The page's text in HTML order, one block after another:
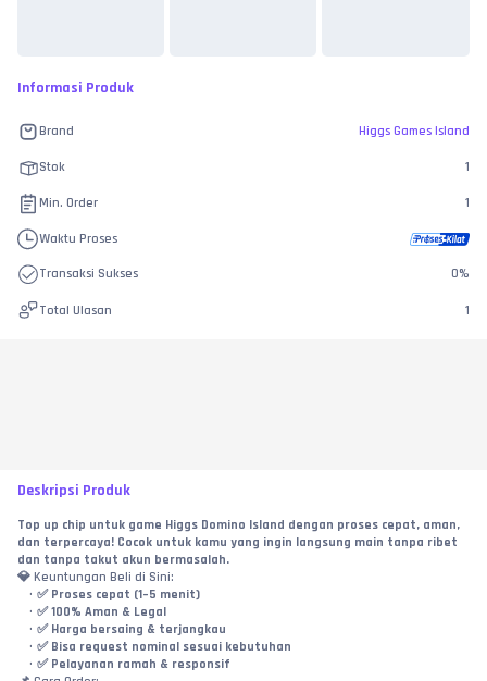
Informasi Produk
Brand Higgs Games Island
Stok 1
Min. Order 1
Waktu Proses
Transaksi Sukses 0%
Total Ulasan 1
Deskripsi Produk
Top up chip untuk game Higgs Domino Island dengan proses cepat, aman,
dan terpercaya! Cocok untuk kamu yang ingin langsung main tanpa ribet
dan tanpa takut akun bermasalah.
💎 Keuntungan Beli di Sini:
✅ Proses cepat (1–5 menit)
✅ 100% Aman & Legal
✅ Harga bersaing & terjangkau
✅ Bisa request nominal sesuai kebutuhan
✅ Pelayanan ramah & responsif